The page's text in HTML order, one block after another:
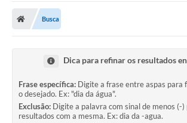
Busca
Dica para refinar os resultados
Frase específica: Digite a frase entre aspas
o desejado. Ex: "dia da água".
Exclusão: Digite a palavra com sinal de menos (-
resultados com a mesma. Ex: dia da -agua.